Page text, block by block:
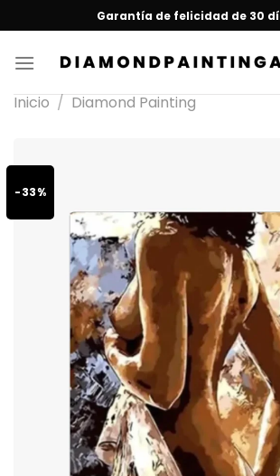
Garantía de felicidad de 30
Inicio / Diamond Painting
-33%